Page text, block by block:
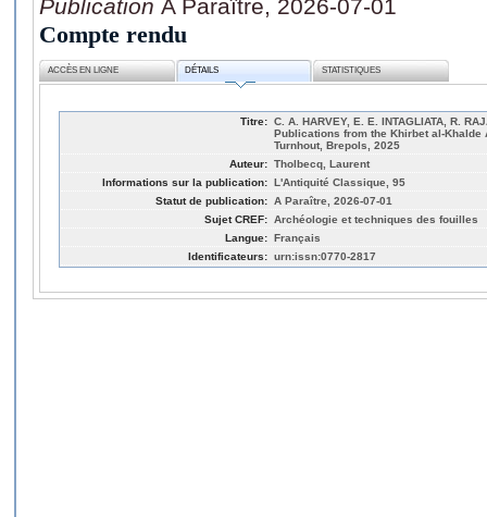
Publication A Paraître, 2026-07-01
Compte rendu
ACCÈS EN LIGNE DÉTAILS STATISTIQUES
Titre: C. A. HARVEY, E. E. INTAGLIATA, R.
Publications from the Khirbet al-
Turnhout, Brepols, 2025
Auteur: Tholbecq, Laurent
Informations sur la publication: L'Antiquité Classique, 95
Statut de publication: A Paraître, 2026-07-01
Sujet CREF: Archéologie et techniques des fouilles
Langue: Français
Identificateurs: urn:issn:0770-2817